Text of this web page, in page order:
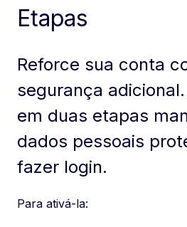
Etapas
Reforce sua conta
segurança
em duas etapas
dados pessoais
fazer login.
Para ativá-la: